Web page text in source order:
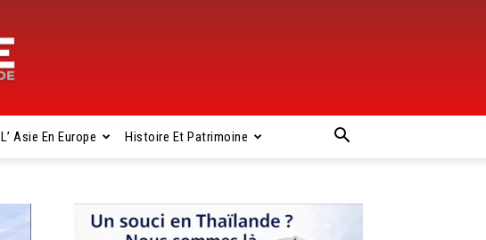
L’ Asie En Europe Histoire Et Patrimoine